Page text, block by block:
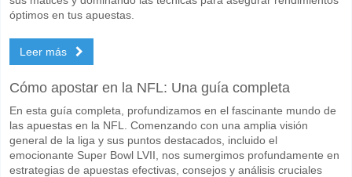
Corvinul Hunedoara para el Ganador del partido, con una
Marcarán ambos equipos en el partido Corvinul
No para Ambos Equipos Marcan, con un porcentaje de 61%.
Cuál es el pronóstico de resultado correcto para
En el lado arriesgado, puede probar el Resultado Correcto de 2-0
óptimos en tus apuestas.
Leer más
Cómo apostar en la NFL: Una guía completa
En esta guía completa, profundizamos en el fascinante mundo de
las apuestas en la NFL. Comenzando con una amplia visión
general de la liga y sus puntos destacados, incluido el
emocionante Super Bowl LVII, nos sumergimos profundamente en
estrategias de apuestas efectivas, consejos y análisis cruciales